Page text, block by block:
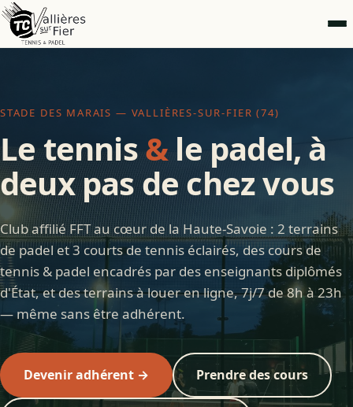
STADE DES MARAIS — VALLIÈRES-SUR-FIER (74)
Le tennis&le padel, à
deux pas de chez vous
Club affilié FFT au cœur de la Haute-Savoie : 2 terrains
de padel et 3 courts de tennis éclairés, des cours de
tennis & padel encadrés par des enseignants diplômés
d'État, et des terrains à louer en ligne, 7j/7 de 8h à 23h
— même sans être adhérent.
Devenir adhérent → Prendre des cours